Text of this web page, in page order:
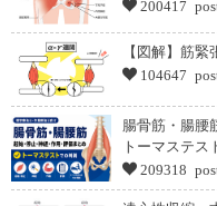
200417
【図解】筋
104647
腸骨筋・腸腰
トーマステス
209318